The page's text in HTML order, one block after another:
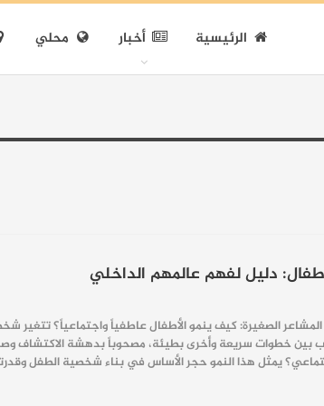
الرئيسية أخبار محلي
دليل لفهم عالمهم الداخلي
الصغيرة: كيف ينمو الأطفال عاطفياً واجتماعياً؟
بين خطوات سريعة وأخرى بطيئة، مصحوباً بدهشة الاكتشاف
يمثل هذا النمو حجر الأساس في بناء شخصية الطفل